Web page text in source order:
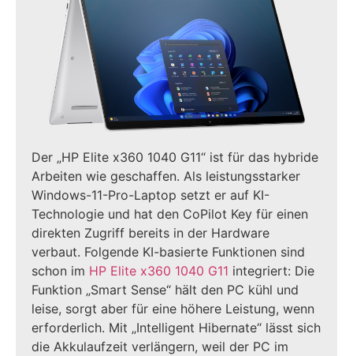
Der „HP Elite x360 1040 G11“ ist für das hybride
Arbeiten wie geschaffen. Als leistungsstarker
Windows-11-Pro-Laptop setzt er auf KI-
Technologie und hat den CoPilot Key für einen
direkten Zugriff bereits in der Hardware
verbaut. Folgende KI-basierte Funktionen sind
schon im HP Elite x360 1040 G11 integriert: Die
Funktion „Smart Sense“ hält den PC kühl und
leise, sorgt aber für eine höhere Leistung, wenn
erforderlich. Mit „Intelligent Hibernate“ lässt sich
die Akkulaufzeit verlängern, weil der PC im